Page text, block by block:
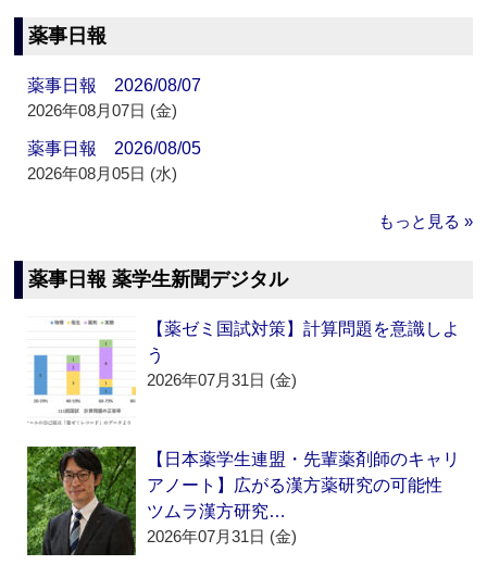
薬事日報
薬事日報 2026/08/07
2026年08月07日 (金)
薬事日報 2026/08/05
2026年08月05日 (水)
もっと見る »
薬事日報 薬学生新聞デジタル
【薬ゼミ国試対策】計算問題を意識しよ
う
2026年07月31日 (金)
【日本薬学生連盟・先輩薬剤師のキャリ
アノート】広がる漢方薬研究の可能性
ツムラ漢方研究…
2026年07月31日 (金)